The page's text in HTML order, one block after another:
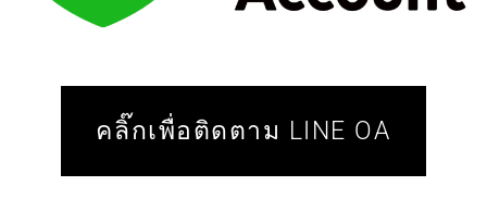
คลิ๊กเพื่อติดตาม LINE OA